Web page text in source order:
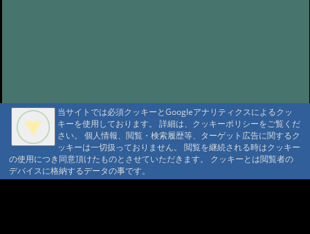
当サイトでは必須クッキーとGoogleアナリティクスによるクッ
キーを使用しております。 詳細は、クッキーポリシーをご覧くだ
さい。 個人情報、閲覧・検索履歴等、ターゲット広告に関するク
ッキーは一切扱っておりません。 閲覧を継続される時はクッキー
の使用につき同意頂けたものとさせていただきます。 クッキーとは閲覧者の
デバイスに格納するデータの事です。